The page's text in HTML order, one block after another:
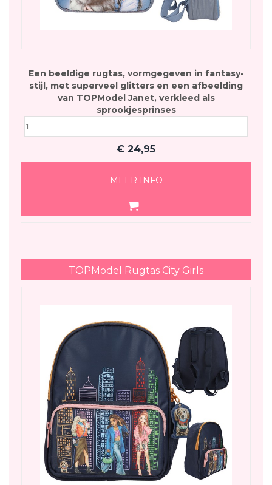
Een beeldige rugtas, vormgegeven in fantasy-
stijl, met superveel glitters en een afbeelding
van TOPModel Janet, verkleed als
sprookjesprinses
€ 24,95
MEER INFO
TOPModel Rugtas City Girls